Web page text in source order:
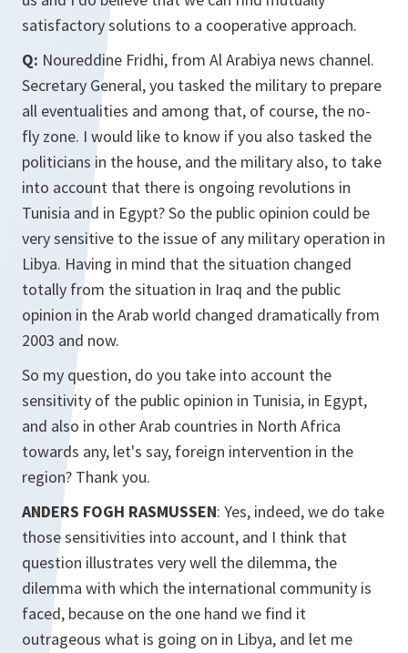
satisfactory solutions to a cooperative approach.
Q: Noureddine Fridhi, from Al Arabiya news channel.
Secretary General, you tasked the military to prepare
all eventualities and among that, of course, the no-
fly zone. I would like to know if you also tasked the
politicians in the house, and the military also, to take
into account that there is ongoing revolutions in
Tunisia and in Egypt? So the public opinion could be
very sensitive to the issue of any military operation in
Libya. Having in mind that the situation changed
totally from the situation in Iraq and the public
opinion in the Arab world changed dramatically from
2003 and now.
So my question, do you take into account the
sensitivity of the public opinion in Tunisia, in Egypt,
and also in other Arab countries in North Africa
towards any, let's say, foreign intervention in the
region? Thank you.
ANDERS FOGH RASMUSSEN: Yes, indeed, we do take
those sensitivities into account, and I think that
question illustrates very well the dilemma, the
dilemma with which the international community is
faced, because on the one hand we find it
outrageous what is going on in Libya, and let me